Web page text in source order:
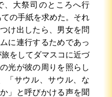
、大祭司のところへ行
の手紙を求めた。それ
け出したら、男女を問
に連行するためであっ
をしてダマスコに近づ
光が彼の周りを照らし
「サウル、サウル、な
」と呼びかける声を聞